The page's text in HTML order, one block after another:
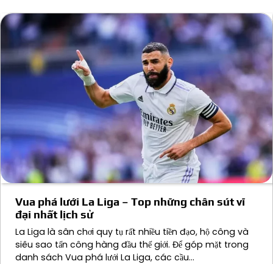
Vua phá lưới La Liga – Top những chân sút vĩ
đại nhất lịch sử
La Liga là sân chơi quy tụ rất nhiều tiền đạo, hộ công và
siêu sao tấn công hàng đầu thế giới. Để góp mặt trong
danh sách Vua phá lưới La Liga, các cầu…